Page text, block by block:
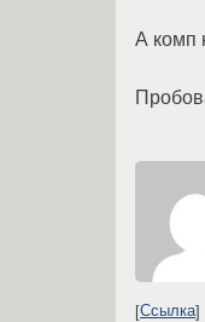
А комп
Ссылка